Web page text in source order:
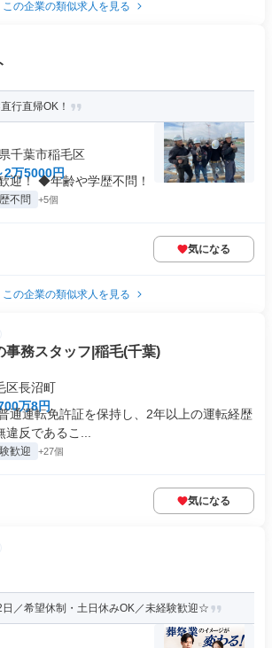
この企業の類似求人を見る
行直帰OK！
千葉市稲毛区
2万5000円
迎！ ◆年齢や学歴不問！
不問 +5個
気になる
この企業の類似求人を見る
事務スタッフ|稲毛(千葉)
区長沼町
万8円
通運転免許証を保持し、2年以上の運転経歴
反であるこ...
歓迎 +27個
気になる
／希望休制・土日休みOK／未経験歓迎☆